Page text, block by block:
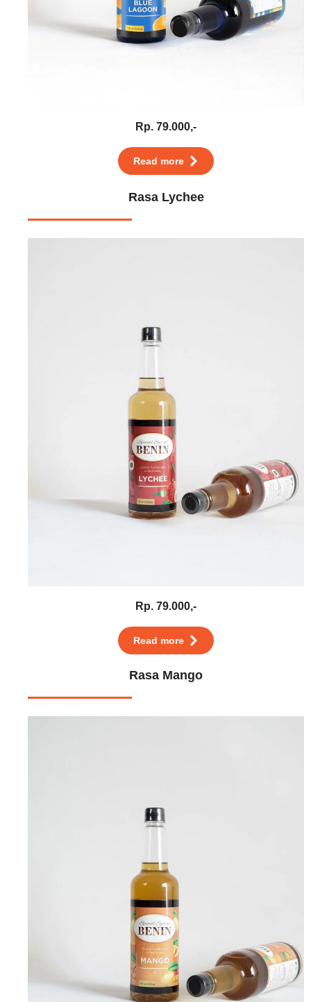
Rp. 79.000,-
Read more
Rasa Lychee
Rp. 79.000,-
Read more
Rasa Mango